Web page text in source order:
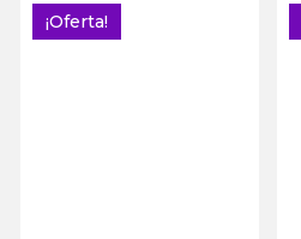
¡Oferta!